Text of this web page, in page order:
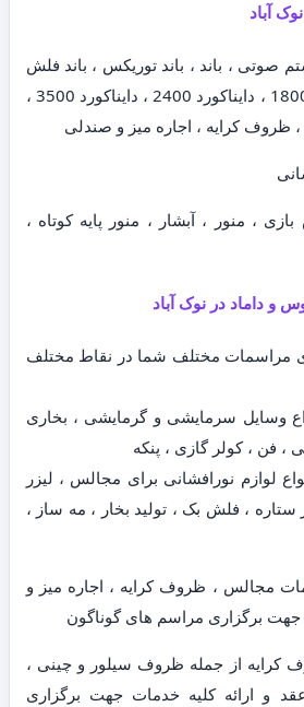
آباد
صوتی ، باند ، باند توریکس ، باند فلش
خور ، ساب ، دایناکورد 1800 ، دایناکورد 2400 ، دایناکورد 3500 ،
ظروف کرایه ، اجاره میز و صندلی
، منور ، آبشار ، منور پایه کوتاه ،
و داماد در نوک آباد
مراسمات مختلف شما در نقاط مختلف
وسایل سرمایشی و گرمایشی ، بخاری
، فن ، کولر گازی ، پنکه
لوازم نورافشانی برای مجالس ، لیزر
، فلش بک ، تولید بخار ، مه ساز ،
مجالس ، ظروف کرایه ، اجاره میز و
برگزاری مراسم های گوناگون
کرایه از جمله ظروف سیلور و چینی ،
و ارائه کلیه خدمات جهت برگزاری